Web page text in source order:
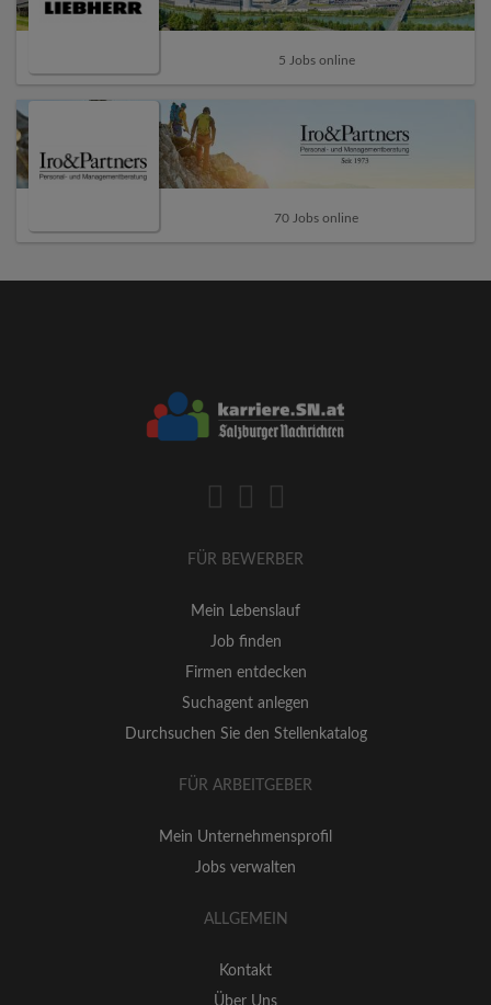
5 Jobs online
70 Jobs online
FÜR BEWERBER
Mein Lebenslauf
Job finden
Firmen entdecken
Suchagent anlegen
Durchsuchen Sie den Stellenkatalog
FÜR ARBEITGEBER
Mein Unternehmensprofil
Jobs verwalten
ALLGEMEIN
Kontakt
Über Uns